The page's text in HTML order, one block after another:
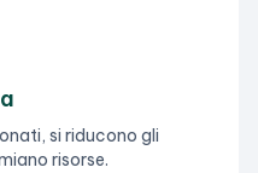
si riducono gli
risorse.